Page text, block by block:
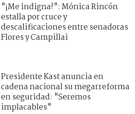
"¡Me indigna!": Mónica Rincón
estalla por cruce y
descalificaciones entre senadoras
Flores y Campillai
Presidente Kast anuncia en
cadena nacional su megarreforma
en seguridad: "Seremos
implacables"